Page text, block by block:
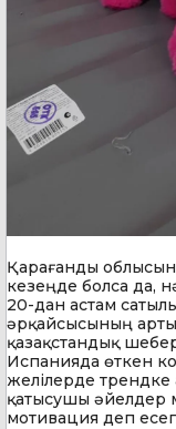
Қарағанды
кезеңде болса да,
20-дан астам
әрқайсысының
қазақстандық
Испанияда өткен
желілерде трендке
қатысушы әйелдер
мотивация деп